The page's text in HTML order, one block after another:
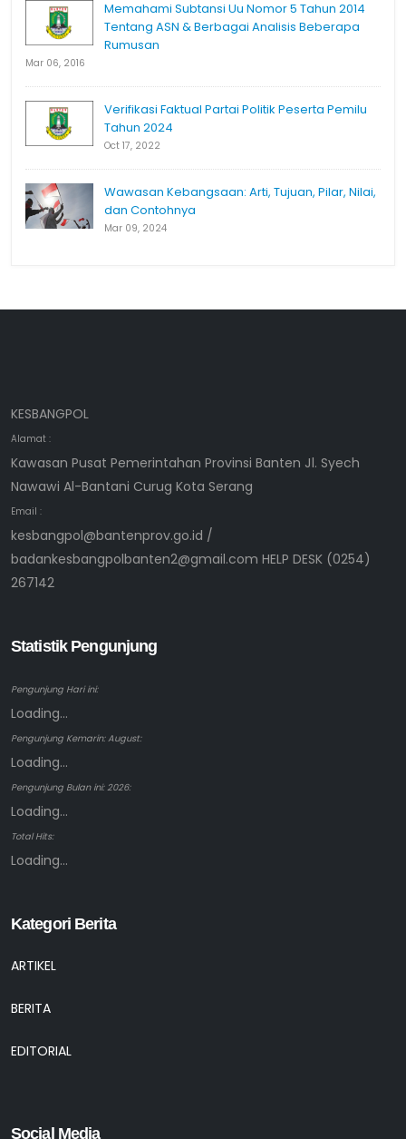
Memahami Subtansi Uu Nomor 5 Tahun 2014
Tentang ASN & Berbagai Analisis Beberapa
Rumusan
Mar 06, 2016
Verifikasi Faktual Partai Politik Peserta Pemilu
Tahun 2024
Oct 17, 2022
Wawasan Kebangsaan: Arti, Tujuan, Pilar, Nilai,
dan Contohnya
Mar 09, 2024
KESBANGPOL
Alamat :
Kawasan Pusat Pemerintahan Provinsi Banten Jl. Syech
Nawawi Al-Bantani Curug Kota Serang
Email :
kesbangpol@bantenprov.go.id /
badankesbangpolbanten2@gmail.com HELP DESK (0254)
267142
Statistik Pengunjung
Pengunjung Hari ini:
Loading...
Pengunjung Kemarin: August:
Loading...
Pengunjung Bulan ini: 2026:
Loading...
Total Hits:
Loading...
Kategori Berita
ARTIKEL
BERITA
EDITORIAL
Social Media